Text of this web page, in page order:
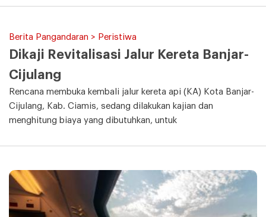
Berita Pangandaran > Peristiwa
Dikaji Revitalisasi Jalur Kereta Banjar-
Cijulang
Rencana membuka kembali jalur kereta api (KA) Kota Banjar-
Cijulang, Kab. Ciamis, sedang dilakukan kajian dan
menghitung biaya yang dibutuhkan, untuk